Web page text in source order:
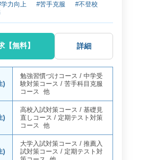
力向上 #苦手克服
#不登校
【無料】 詳細
)
勉強習慣づけコース /中学受
験対策コース /苦手科目克服
コース 他
)
高校入試対策コース /基礎見
直しコース /定期テスト対策
コース 他
)
大学入試対策コース /推薦入
試対策コース /定期テスト対